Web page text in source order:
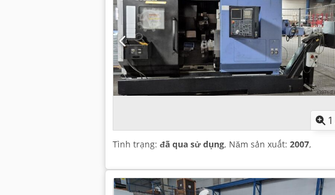
1
Tình trạng: đã qua sử dụng, Năm sản xuất: 2007,